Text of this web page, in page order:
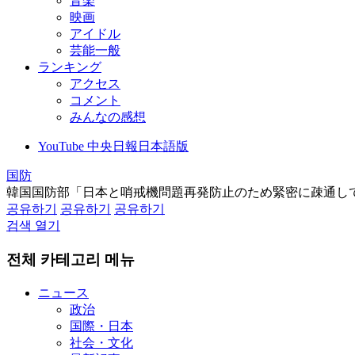
映画
アイドル
芸能一般
ランキング
アクセス
コメント
みんなの感想
YouTube 中央日報日本語版
国防
韓国国防部「日本と哨戒機問題再発防止のため緊密に疎通し
공유하기
공유하기
공유하기
검색 열기
전체 카테고리 메뉴
ニュース
政治
国際・日本
社会・文化